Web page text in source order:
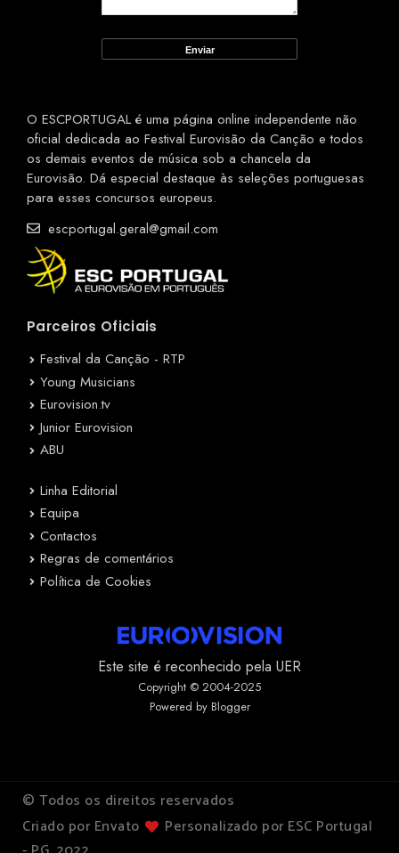
O ESCPORTUGAL é uma página online independente não
oficial dedicada ao Festival Eurovisão da Canção e todos
os demais eventos de música sob a chancela da
Eurovisão. Dá especial destaque às seleções portuguesas
para esses concursos europeus.
escportugal.geral@gmail.com
Parceiros Oficiais
Festival da Canção - RTP
Young Musicians
Eurovision.tv
Junior Eurovision
ABU
Linha Editorial
Equipa
Contactos
Regras de comentários
Política de Cookies
Este site é reconhecido pela UER
Copyright © 2004-2025
Powered by Blogger
© Todos os direitos reservados
Criado por Envato
Personalizado por ESC Portugal